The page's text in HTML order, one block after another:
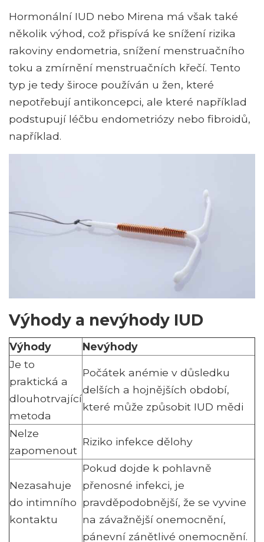
Hormonální IUD nebo Mirena má však také
několik výhod, což přispívá ke snížení rizika
rakoviny endometria, snížení menstruačního
toku a zmírnění menstruačních křečí. Tento
typ je tedy široce používán u žen, které
nepotřebují antikoncepci, ale které například
podstupují léčbu endometriózy nebo fibroidů,
například.
Výhody a nevýhody IUD
Výhody
Nevýhody
Je to
praktická a
dlouhotrvající
metoda
Počátek anémie v důsledku
delších a hojnějších období,
které může způsobit IUD mědi
Nelze
zapomenout
Riziko infekce dělohy
Nezasahuje
do intimního
kontaktu
Pokud dojde k pohlavně
přenosné infekci, je
pravděpodobnější, že se vyvine
na závažnější onemocnění,
pánevní zánětlivé onemocnění.